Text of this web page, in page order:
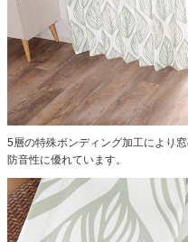
5層の特殊ボンディング加工により
防音性に優れています。